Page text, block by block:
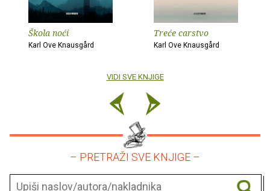
Škola noći
Karl Ove Knausgård
Treće carstvo
Karl Ove Knausgård
VIDI SVE KNJIGE
– PRETRAŽI SVE KNJIGE –